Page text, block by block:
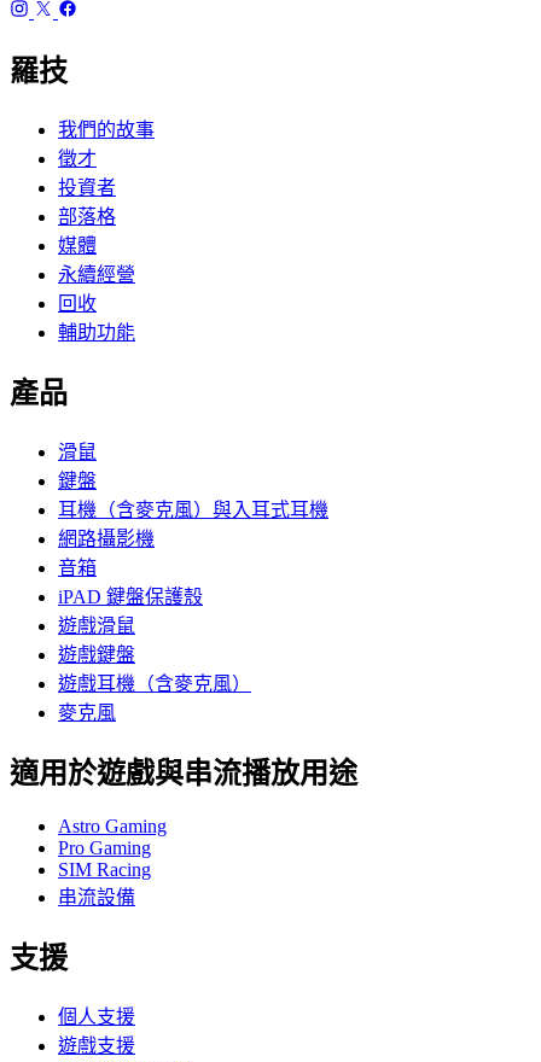
羅技
我們的故事
徵才
投資者
部落格
媒體
永續經營
回收
輔助功能
產品
滑鼠
鍵盤
耳機（含麥克風）與入耳式耳機
網路攝影機
音箱
iPAD 鍵盤保護殼
遊戲滑鼠
遊戲鍵盤
遊戲耳機（含麥克風）
麥克風
適用於遊戲與串流播放用途
Astro Gaming
Pro Gaming
SIM Racing
串流設備
支援
個人支援
遊戲支援